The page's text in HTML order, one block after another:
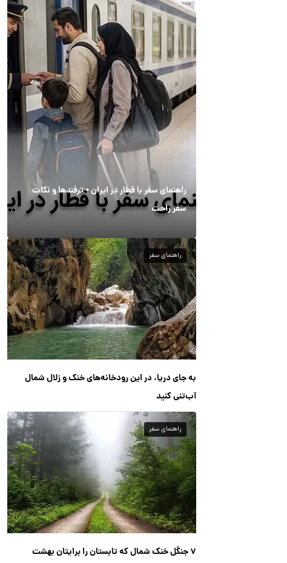
راهنمای سفر با قطار در ایران + ترفندها و نکات
سفر راحت
راهنمای سفر
به جای دریا، در این رودخانه‌های خنک و زلال شمال
آب‌تنی کنید
راهنمای سفر
۷ جنگل خنک شمال که تابستان را برایتان بهشت